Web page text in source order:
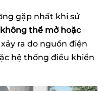
gặp nhất khi sử
thể mở hoặc
ra do nguồn điện
hệ thống điều khiển